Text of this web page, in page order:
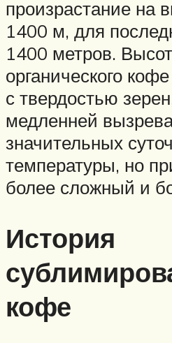
произрастание на
1400 м, для
1400 метров.
органического
с твердостью
медленней
значительных
температуры, но
более сложный и
История
кофе